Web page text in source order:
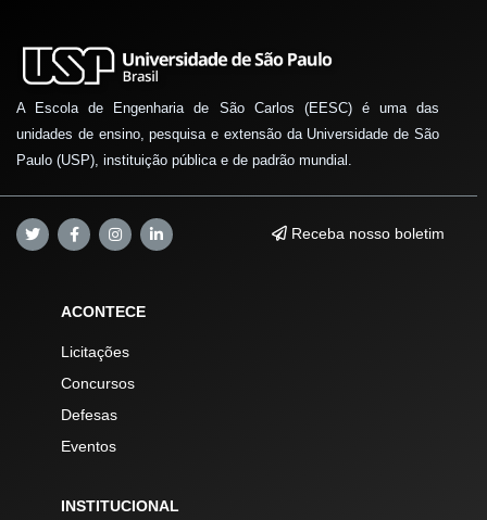
A Escola de Engenharia de São Carlos (EESC) é uma das
unidades de ensino, pesquisa e extensão da Universidade de São
Paulo (USP), instituição pública e de padrão mundial.
Receba nosso boletim
ACONTECE
Licitações
Concursos
Defesas
Eventos
INSTITUCIONAL